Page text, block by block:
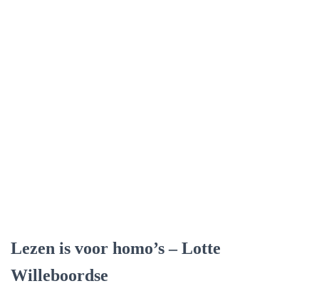
Lezen is voor homo’s – Lotte
Willeboordse